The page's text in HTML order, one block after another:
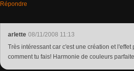
Répondre
arlette 08/11/2008 11:13
Très intéressant car c'est une création et
comment tu fais! Harmonie de couleurs